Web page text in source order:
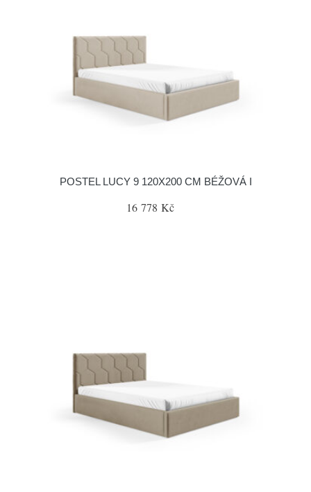
POSTEL LUCY 9 120X200 CM BÉŽOVÁ I
16 778 Kč